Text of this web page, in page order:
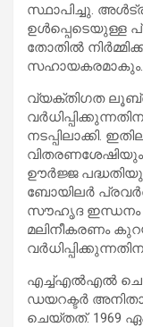
സ്ഥാപിച്ചു.
ഉള്‍പ്പെടെയുള്ള
തോതില്‍
സഹായകരമാകും.
വ്യക്തിഗത
നടപ്പിലാക്കി.
ഊര്‍ജ്ജ
ബോയിലര്‍
സൗഹൃദ ഇന്ധനം
മലിനീകരണം
എച്ച്എല്‍എല്‍
ഡയറക്ടര്‍
ചെയ്തത്. 1969